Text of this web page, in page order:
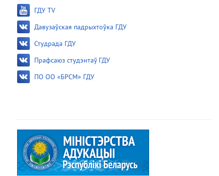
ГДУ TV
Давузаўская падрыхтоўка ГДУ
Студрада ГДУ
Прафсаюз студэнтаў ГДУ
ПО ОО «БРСМ» ГДУ